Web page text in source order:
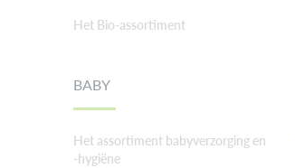
Het Bio-assortiment
BABY
Het assortiment babyverzorging en
-hygiëne